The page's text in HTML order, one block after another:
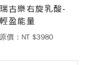
瑞古樂右旋乳酸-
輕盈能量
原價：NT $3980
會員辦法
活動訊息